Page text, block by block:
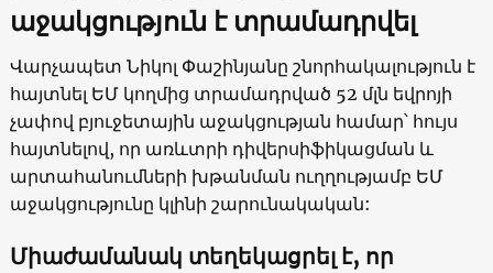
աջակցություն է տրամադրվել
Վարչապետ Նիկոլ Փաշինյանը շնորհակալություն է
հայտնել ԵՄ կողմից տրամադրված 52 մլն եվրոյի
չափով բյուջետային աջակցության համար՝ հույս
հայտնելով, որ առևտրի դիվերսիֆիկացման և
արտահանումների խթանման ուղղությամբ ԵՄ
աջակցությունը կլինի շարունակական:
Միաժամանակ տեղեկացրել է, որ